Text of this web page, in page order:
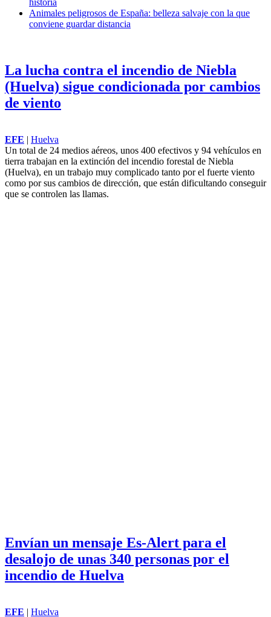
historia
Animales peligrosos de España: belleza salvaje con la que
conviene guardar distancia
La lucha contra el incendio de Niebla
(Huelva) sigue condicionada por cambios
de viento
EFE | Huelva
Un total de 24 medios aéreos, unos 400 efectivos y 94 vehículos en
tierra trabajan en la extinción del incendio forestal de Niebla
(Huelva), en un trabajo muy complicado tanto por el fuerte viento
como por sus cambios de dirección, que están dificultando conseguir
que se controlen las llamas.
Envían un mensaje Es-Alert para el
desalojo de unas 340 personas por el
incendio de Huelva
EFE | Huelva